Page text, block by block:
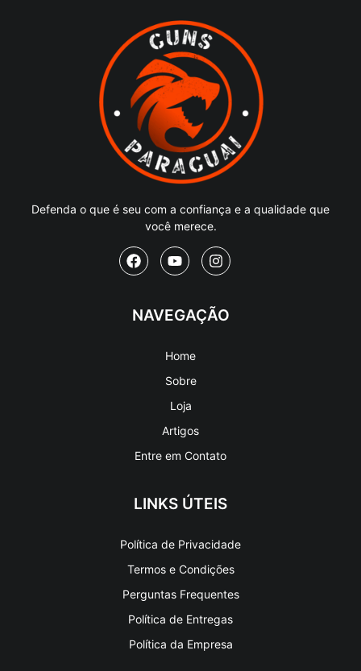
Defenda o que é seu com a confiança e a qualidade que
você merece.
NAVEGAÇÃO
Home
Sobre
Loja
Artigos
Entre em Contato
LINKS ÚTEIS
Política de Privacidade
Termos e Condições
Perguntas Frequentes
Política de Entregas
Política da Empresa